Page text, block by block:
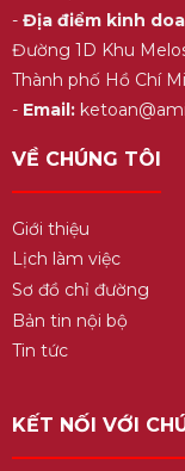
- Địa điểm kinh
Đường 1D Khu
Thành phố Hồ Chí
- Email:
VỀ CHÚNG TÔI
Giới thiệu
Lịch làm việc
Sơ đồ chỉ đường
Bản tin nội bộ
Tin tức
KẾT NỐI VỚI